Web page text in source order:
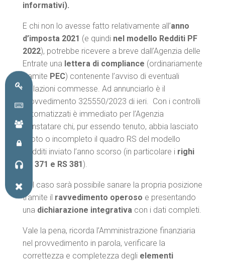
informativi).
E chi non lo avesse fatto relativamente all’anno
d’imposta 2021 (e quindi nel modello Redditi PF
2022), potrebbe ricevere a breve dall’Agenzia delle
Entrate una lettera di compliance (ordinariamente
tramite PEC) contenente l’avviso di eventuali
violazioni commesse. Ad annunciarlo è il
provvedimento 325550/2023 di ieri. Con i controlli
automatizzati è immediato per l’Agenzia
constatare chi, pur essendo tenuto, abbia lasciato
vuoto o incompleto il quadro RS del modello
Redditi inviato l’anno scorso (in particolare i righi
RS 371 e RS 381).
Nel caso sarà possibile sanare la propria posizione
tramite il ravvedimento operoso e presentando
una dichiarazione integrativacon i dati completi.
Vale la pena, ricorda l’Amministrazione finanziaria
nel provvedimento in parola, verificare la
correttezza e completezza degli elementi